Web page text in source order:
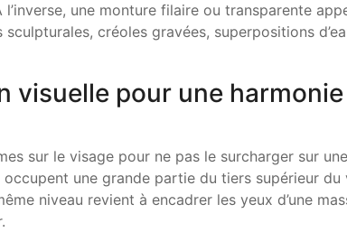
une monture filaire ou transparente
créoles gravées, superpositions
visuelle pour une harmonie
sur le visage pour ne pas le surcharger sur une
une grande partie du tiers supérieur du
niveau revient à encadrer les yeux d’une